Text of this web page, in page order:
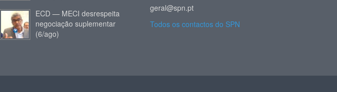
ECD — MECI desrespeita
negociação suplementar
(6/ago)
geral@spn.pt
Todos os contactos do SPN